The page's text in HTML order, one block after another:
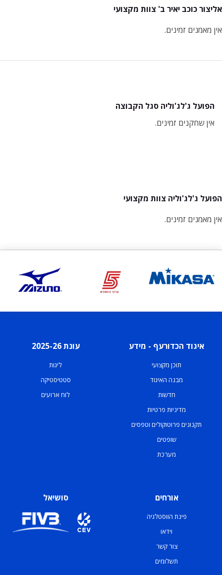
אליצור כוכב יאיר ב' צוות מקצועי
אין מאמנים זמינים.
הפועל ג'לג'וליה סגל הקבוצה
אין שחקנים זמינים.
הפועל ג'לג'וליה צוות מקצועי
אין מאמנים זמינים.
איגוד הכדורעף - מידע
תוכן מקצועי
מבנה האיגוד
חדשות
מדיניות פרטיות
תקנונים פרוטוקולים וטפסים
שופטים
מערכת
עונת 2025-26
ליגות
סטטיסטיקה
לוח ארועים
אורחים
פינת הווסטלגיה
וידאו
צור קשר
תשלומים
סושיאל